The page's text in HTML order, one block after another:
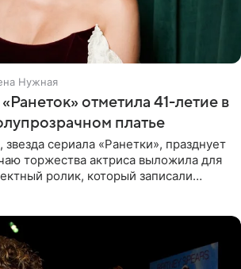
Нужная
отметила 41-летие в
платье
сериала «Ранетки», празднует
торжества актриса выложила для
ролик, который записали